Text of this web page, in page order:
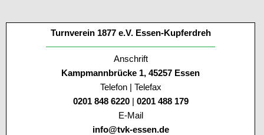
Turnverein 1877 e.V. Essen-Kupferdreh
Anschrift
Kampmannbrücke 1, 45257 Essen
Telefon | Telefax
0201 848 6220 | 0201 488 179
E-Mail
info@tvk-essen.de